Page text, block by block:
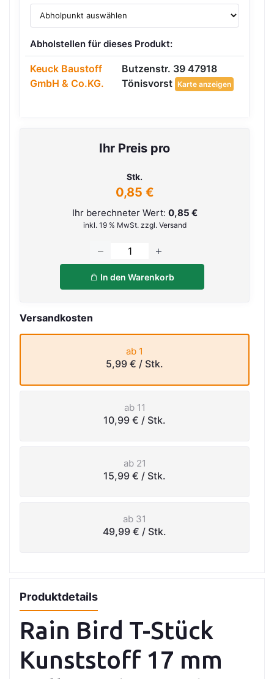
Abholstellen für dieses Produkt:
Keuck Baustoff
GmbH & Co.KG.
Butzenstr. 39 47918
Tönisvorst Karte anzeigen
Ihr Preis pro
Stk.
0,85 €
Ihr berechneter Wert: 0,85 €
inkl. 19 % MwSt. zzgl. Versand
In den Warenkorb
Versandkosten
ab 1
5,99 € / Stk.
ab 11
10,99 € / Stk.
ab 21
15,99 € / Stk.
ab 31
49,99 € / Stk.
Produktdetails
Rain Bird T-Stück
Kunststoff 17 mm